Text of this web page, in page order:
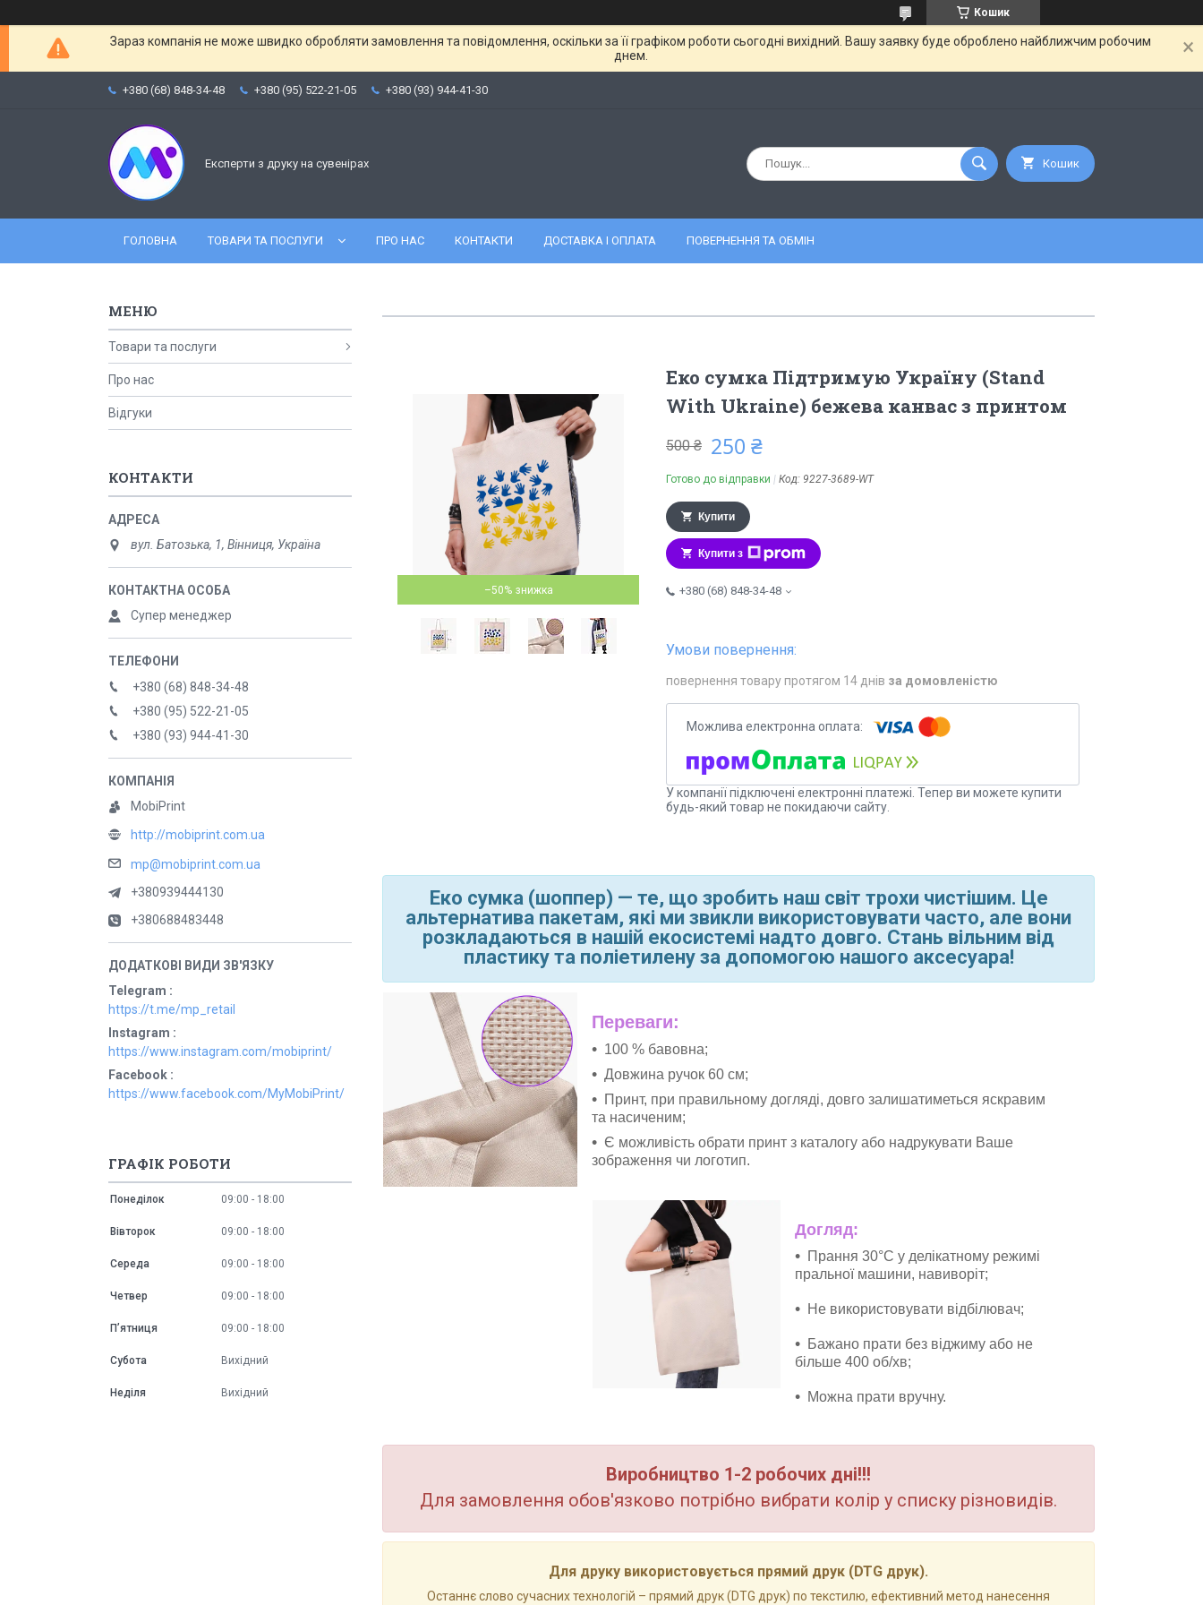
Кошик
Зараз компанія не може швидко обробляти замовлення та повідомлення, оскільки за її графіком роботи сьогодні вихідний. Вашу заявку буде оброблено найближчим робочим
днем.
+380 (68) 848-34-48 +380 (95) 522-21-05 +380 (93) 944-41-30
Експерти з друку на сувенірах Кошик
ГОЛОВНА ТОВАРИ ТА ПОСЛУГИ ПРО НАС КОНТАКТИ ДОСТАВКА І ОПЛАТА ПОВЕРНЕННЯ ТА ОБМІН
–50%
Еко сумка Підтримую Україну (Stand
With Ukraine) бежева канвас з принтом
500 ₴ 250 ₴
Готово до відправки Код: 9227-3689-WT
Купити
Купити з
+380 (68) 848-34-48
повернення товару протягом 14 днів за домовленістю
У компанії підключені електронні платежі. Тепер ви можете купити
будь-який товар не покидаючи сайту.
Еко сумка (шоппер) — те, що зробить наш світ трохи чистішим. Це
альтернатива пакетам, які ми звикли використовувати часто, але вони
розкладаються в нашій екосистемі надто довго. Стань вільним від
пластику та поліетилену за допомогою нашого аксесуара!
Переваги:
100 % бавовна;
Довжина ручок 60 см;
Принт, при правильному догляді, довго залишатиметься яскравим
та насиченим;
Є можливість обрати принт з каталогу або надрукувати Ваше
зображення чи логотип.
Догляд:
Прання 30°C у делікатному режимі
пральної машини, навиворіт;
Не використовувати відбілювач;
Бажано прати без віджиму або не
більше 400 об/хв;
Можна прати вручну.
Виробництво 1-2 робочих дні!!!
Для замовлення обов'язково потрібно вибрати колір у списку різновидів.
Для друку використовується прямий друк (DTG друк).
Останнє слово сучасних технологій – прямий друк (DTG друк) по текстилю, ефективний метод нанесення
Товари та послуги
Про нас
Відгуки
КОНТАКТИ
вул. Батозька, 1, Вінниця, Україна
Супер менеджер
+380 (68) 848-34-48
+380 (95) 522-21-05
+380 (93) 944-41-30
MobiPrint
http://mobiprint.com.ua
mp@mobiprint.com.ua
+380939444130
+380688483448
Telegram
https://t.me/mp_retail
Instagram
https://www.instagram.com/mobiprint/
Facebook
https://www.facebook.com/MyMobiPrint/
ГРАФІК РОБОТИ
Понеділок 09:00 18:00
Вівторок 09:00 18:00
Середа 09:00 18:00
Четвер 09:00 18:00
Пʼятниця 09:00 18:00
Субота Вихідний
Неділя Вихідний